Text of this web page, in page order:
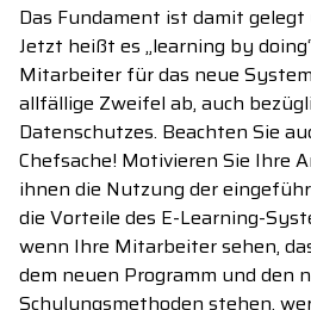
Das Fundament ist damit gelegt
Jetzt heißt es „learning by doing
Mitarbeiter für das neue
allfällige Zweifel ab, auch
Datenschutzes. Beachten Sie
Chefsache! Motivieren Sie Ihre
ihnen die Nutzung der
die Vorteile des E-Learning-
wenn Ihre Mitarbeiter sehen,
dem neuen Programm und den
Schulungsmethoden stehen,